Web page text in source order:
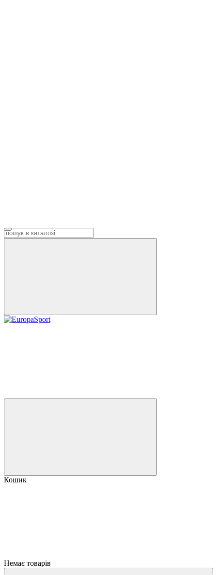
Кошик
Немає товарів